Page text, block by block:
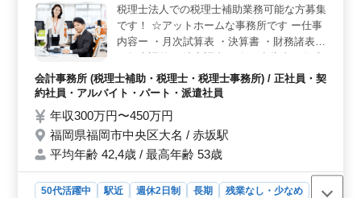
遇が整っています。さらに、週休2日制や福利厚生の充実
もあり、働きやすい環境が整っています。これにより仕
事に集中できる環境が整っています。 ＜成長と安定
を両立＞ 事業内容には、税務業務だけでなく経営コン
サルティングも含まれており、会社の成長とともにキャ
リアも発展できる環境です。平均年齢が高く、経験豊富
なメンバーが多いので、安定感もあります。これにより
成長と安定を両立させながら、長く活躍することができ
ます。
税理士法人での税理士補助業務可能な方募集
です！ ☆アットホームな事務所です ー仕事
内容ー ・月次試算表 ・決算書 ・財務諸表
＊正社員及びアルバイト・パートの募集！
＊ベテランシニア層も活躍してます！
会計事務所 (税理士補助・税理士・税理士事務所) / 正社員・契
約社員・アルバイト・パート・派遣社員
年収300万円〜450万円
福岡県福岡市中央区大名 / 赤坂駅
平均年齢 42,4歳 / 最高年齢 53歳
50代活躍中 駅近 週休2日制 長期
残業なし・少なめ